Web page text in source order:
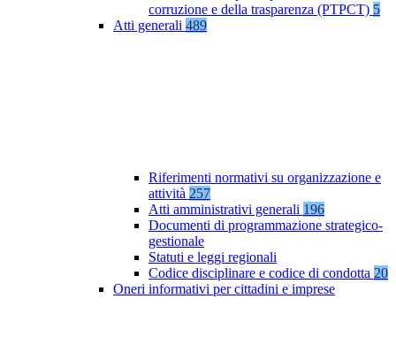
corruzione e della trasparenza (PTPCT) 5
Atti generali 489
Riferimenti normativi su organizzazione e
attività 257
Atti amministrativi generali 196
Documenti di programmazione strategico-
gestionale
Statuti e leggi regionali
Codice disciplinare e codice di condotta 20
Oneri informativi per cittadini e imprese